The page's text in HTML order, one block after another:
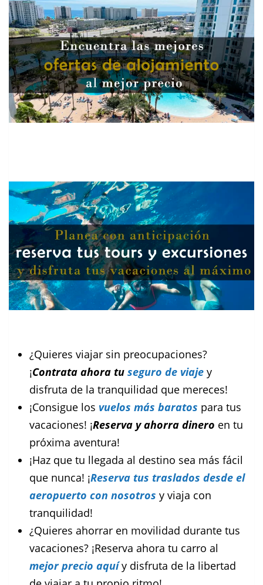
¿Quieres viajar sin preocupaciones?
¡Contrata ahora tu seguro de viaje y
disfruta de la tranquilidad que mereces!
¡Consigue los vuelos más baratos para tus
vacaciones! ¡Reserva y ahorra dinero en tu
próxima aventura!
¡Haz que tu llegada al destino sea más fácil
que nunca! ¡Reserva tus traslados desde el
aeropuerto con nosotros y viaja con
tranquilidad!
¿Quieres ahorrar en movilidad durante tus
vacaciones? ¡Reserva ahora tu carro al
mejor precio aquíy disfruta de la libertad